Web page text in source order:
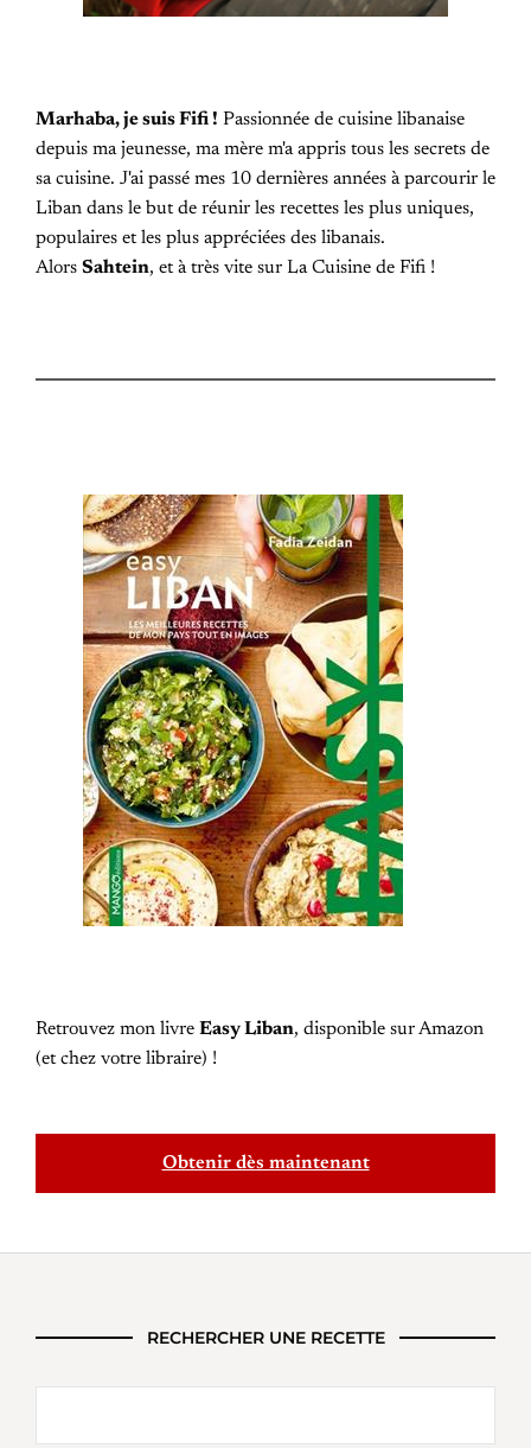
Marhaba, je suis Fifi ! Passionnée de cuisine libanaise
depuis ma jeunesse, ma mère m'a appris tous les secrets de
sa cuisine. J'ai passé mes 10 dernières années à parcourir le
Liban dans le but de réunir les recettes les plus uniques,
populaires et les plus appréciées des libanais.
Alors Sahtein, et à très vite sur La Cuisine de Fifi !
Retrouvez mon livre Easy Liban, disponible sur Amazon
(et chez votre libraire) !
Obtenir dès maintenant
RECHERCHER UNE RECETTE